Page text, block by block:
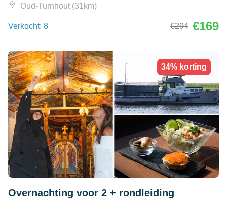
Oud-Turnhout (31km)
Verkocht: 8 €294 €169
34% korting
Overnachting voor 2 + rondleiding